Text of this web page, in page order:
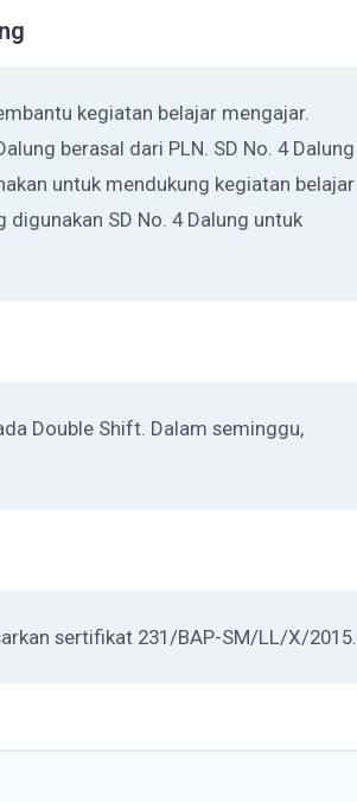
kegiatan belajar mengajar.
berasal dari PLN. SD No. 4 Dalung
untuk mendukung kegiatan belajar
SD No. 4 Dalung untuk
Double Shift. Dalam seminggu,
sertifikat 231/BAP-SM/LL/X/2015.